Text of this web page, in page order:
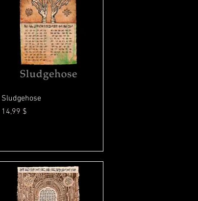
Γρήγορη προβολή
Sludgehose
Τιμή
14,99 $